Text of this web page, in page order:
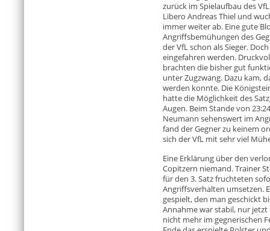
zurück im Spielaufbau des
Libero Andreas Thiel und
immer weiter ab. Eine gute
Angriffsbemühungen des
der VfL schon als Sieger.
eingefahren werden.
brachten die bisher gut
unter Zugzwang. Dazu kam,
werden konnte. Die
hatte die Möglichkeit des
Augen. Beim Stande von
Neumann sehenswert im
fand der Gegner zu keinem
sich der VfL mit sehr viel
Eine Erklärung über den
Copitzern niemand. Trainer
für den 3. Satz fruchteten
Angriffsverhalten umsetzen.
gespielt, den man geschickt
Annahme war stabil, nur jetzt
nicht mehr im gegnerischen